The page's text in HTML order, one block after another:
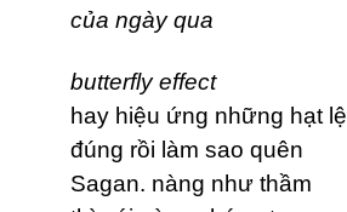
của ngày qua
butterfly effect
hay hiệu ứng những hạt lệ
đúng rồi làm sao quên
Sagan. nàng như thầm